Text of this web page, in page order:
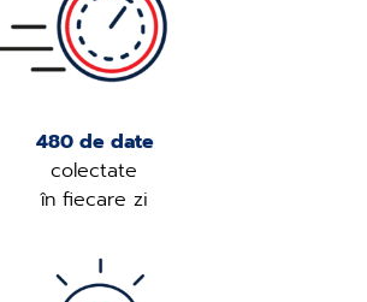
480 de date
colectate
în fiecare zi